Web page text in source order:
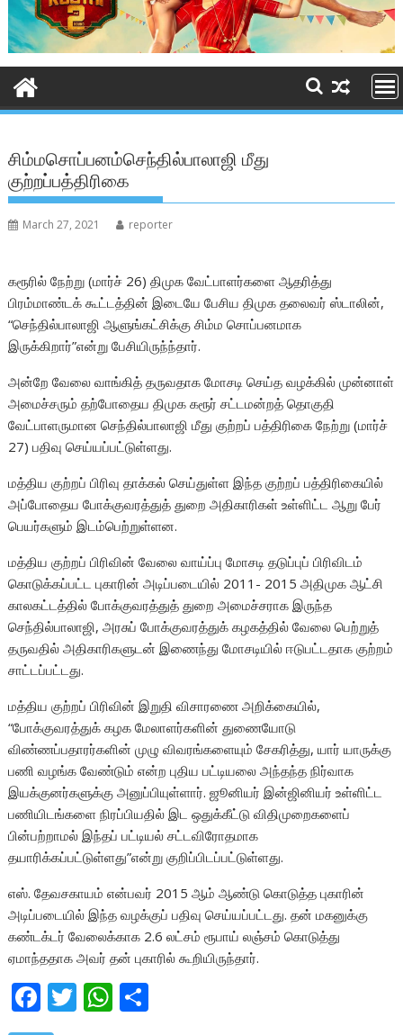
சிம்மசொப்பனம்செந்தில்பாலாஜி மீது
குற்றப்பத்திரிகை
March 27, 2021 reporter
கரூரில் நேற்று (மார்ச் 26) திமுக வேட்பாளர்களை ஆதரித்து
பிரம்மாண்டக் கூட்டத்தின் இடையே பேசிய திமுக தலைவர் ஸ்டாலின்,
“செந்தில்பாலாஜி ஆளுங்கட்சிக்கு சிம்ம சொப்பனமாக
இருக்கிறார்”என்று பேசியிருந்ந்தார்.
அன்றே வேலை வாங்கித் தருவதாக மோசடி செய்த வழக்கில் முன்னாள்
அமைச்சரும் தற்போதைய திமுக கரூர் சட்டமன்றத் தொகுதி
வேட்பாளருமான செந்தில்பாலாஜி மீது குற்றப் பத்திரிகை நேற்று (மார்ச்
27) பதிவு செய்யப்பட்டுள்ளது.
மத்திய குற்றப் பிரிவு தாக்கல் செய்துள்ள இந்த குற்றப் பத்திரிகையில்
அப்போதைய போக்குவரத்துத் துறை அதிகாரிகள் உள்ளிட்ட ஆறு பேர்
பெயர்களும் இடம்பெற்றுள்ளன.
மத்திய குற்றப் பிரிவின் வேலை வாய்ப்பு மோசடி தடுப்புப் பிரிவிடம்
கொடுக்கப்பட்ட புகாரின் அடிப்படையில் 2011- 2015 அதிமுக ஆட்சி
காலகட்டத்தில் போக்குவரத்துத் துறை அமைச்சராக இருந்த
செந்தில்பாலாஜி, அரசுப் போக்குவரத்துக் கழகத்தில் வேலை பெற்றுத்
தருவதில் அதிகாரிகளுடன் இணைந்து மோசடியில் ஈடுபட்டதாக குற்றம்
சாட்டப்பட்டது.
மத்திய குற்றப் பிரிவின் இறுதி விசாரணை அறிக்கையில்,
“போக்குவரத்துக் கழக மேலாளர்களின் துணையோடு
விண்ணப்பதாரர்களின் முழு விவரங்களையும் சேகரித்து, யார் யாருக்கு
பணி வழங்க வேண்டும் என்ற புதிய பட்டியலை அந்தந்த நிர்வாக
இயக்குனர்களுக்கு அனுப்பியுள்ளார். ஜூனியர் இன்ஜினியர் உள்ளிட்ட
பணியிடங்களை நிரப்பியதில் இட ஒதுக்கீட்டு விதிமுறைகளைப்
பின்பற்றாமல் இந்தப் பட்டியல் சட்டவிரோதமாக
தயாரிக்கப்பட்டுள்ளது”என்று குறிப்பிடப்பட்டுள்ளது.
எஸ். தேவசகாயம் என்பவர் 2015 ஆம் ஆண்டு கொடுத்த புகாரின்
அடிப்படையில் இந்த வழக்குப் பதிவு செய்யப்பட்டது. தன் மகனுக்கு
கண்டக்டர் வேலைக்காக 2.6 லட்சம் ரூபாய் லஞ்சம் கொடுத்து
ஏமாந்ததாக அவர் தன் புகாரில் கூறியிருந்தார்.
F
ac
T W